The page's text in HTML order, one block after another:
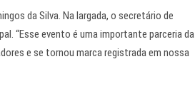
da Silva. Na largada, o secretário de
“Esse evento é uma importante parceria da
e se tornou marca registrada em nossa